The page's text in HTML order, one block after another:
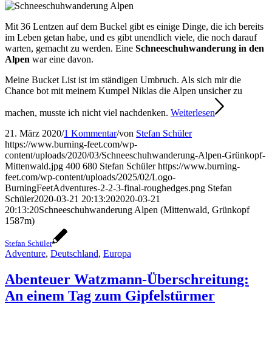
Mit 36 Lentzen auf dem Buckel gibt es einige Dinge, die ich bereits
im Leben getan habe, und es gibt unendlich viele, die noch darauf
warten, gemacht zu werden. Eine Schneeschuhwanderung in den
Alpen war eine davon.
Meine Bucket List ist im ständigen Umbruch. Als sich mir die
Chance bot mit meinem Kumpel Niklas die Alpen unsicher zu
machen, musste ich nicht viel nachdenken. Weiterlesen
21. März 2020/1 Kommentar/von Stefan Schüler
https://www.burning-feet.com/wp-
content/uploads/2020/03/Schneeschuhwanderung-Alpen-Grünkopf-
Mittenwald.jpg 400 680 Stefan Schüler https://www.burning-
feet.com/wp-content/uploads/2025/02/Logo-
BurningFeetAdventures-2-2-3-final-roughedges.png Stefan
Schüler2020-03-21 20:13:202020-03-21
20:13:20Schneeschuhwanderung Alpen (Mittenwald, Grünkopf
1587m)
Stefan Schüler
Adventure, Deutschland, Europa
Abenteuer Watzmann-Überschreitung:
An einem Tag zum Gipfelstürmer